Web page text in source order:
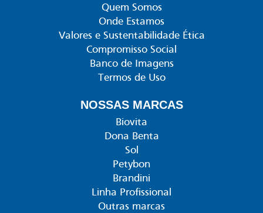
Quem Somos
Onde Estamos
Valores e Sustentabilidade Ética
Compromisso Social
Banco de Imagens
Termos de Uso
NOSSAS MARCAS
Biovita
Dona Benta
Sol
Petybon
Brandini
Linha Profissional
Outras marcas